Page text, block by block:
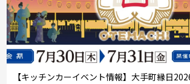
【キッチンカーイベント情報】大手町縁日